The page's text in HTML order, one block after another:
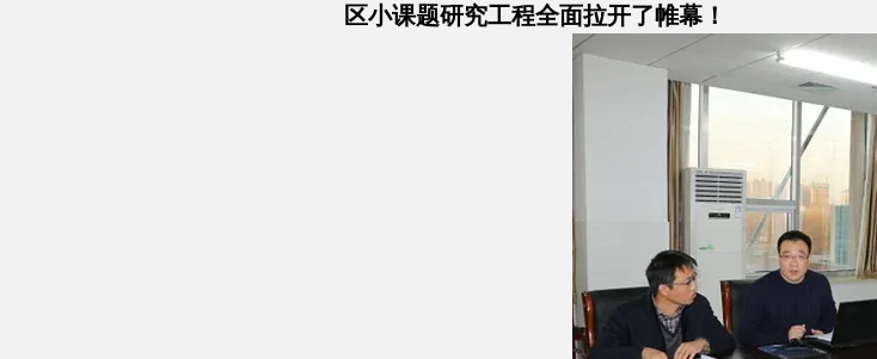
区小课题研究工程全面拉开了帷幕！